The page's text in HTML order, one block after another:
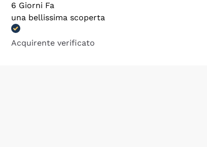
6 Giorni Fa
una bellissima scoperta
Acquirente verificato